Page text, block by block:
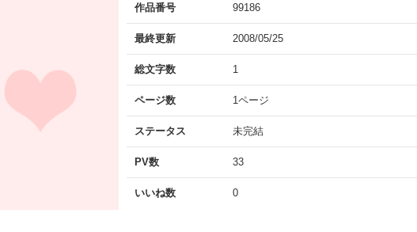
作品番号 99186
最終更新 2008/05/25
総文字数 1
ページ数 1ページ
ステータス 未完結
PV数 33
いいね数 0